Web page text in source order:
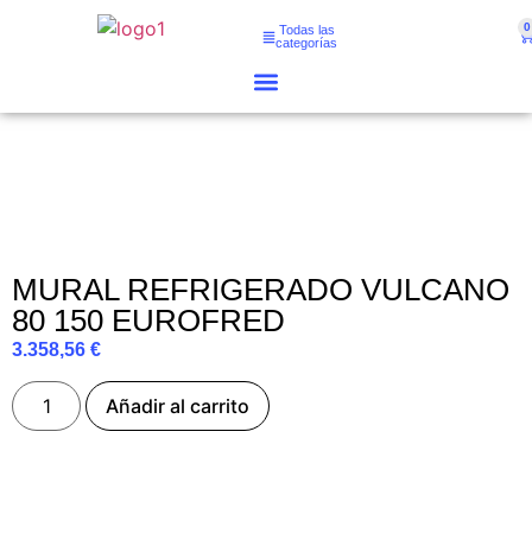
Todas las
categorías
0
MURAL REFRIGERADO VULCANO
80 150 EUROFRED
3.358,56 €
Añadir al carrito